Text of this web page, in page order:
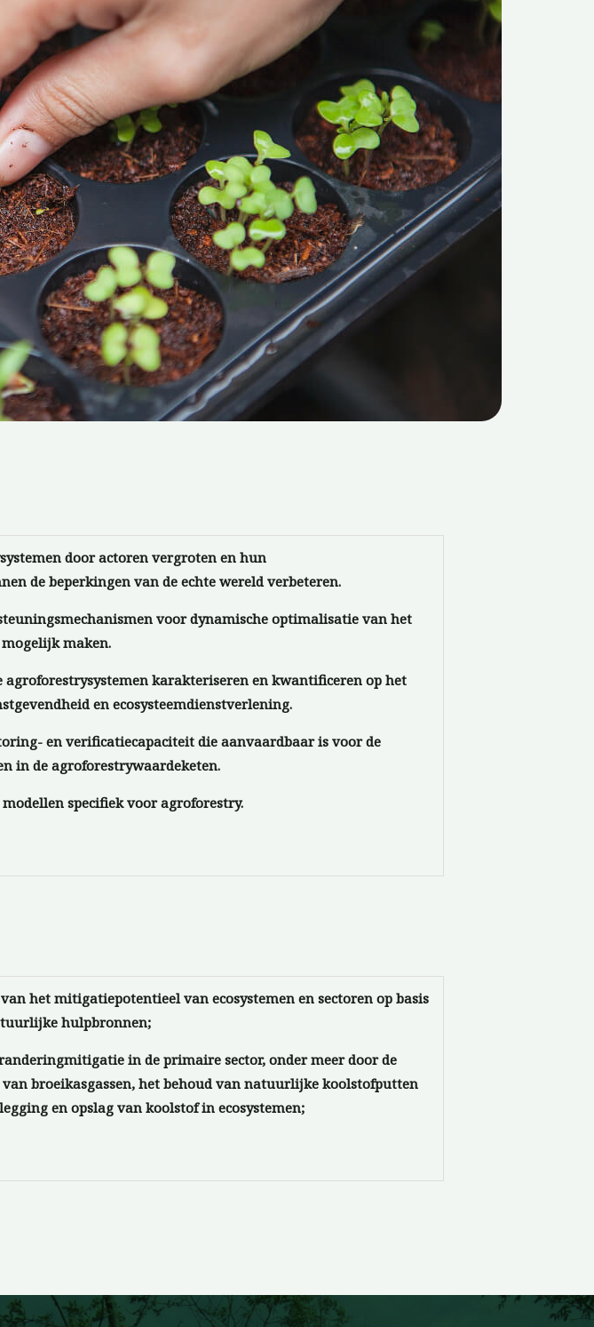
door actoren vergroten en hun
de beperkingen van de echte wereld verbeteren.
voor dynamische optimalisatie van het
maken.
agroforestrysystemen karakteriseren en kwantificeren op het
en ecosysteemdienstverlening.
en verificatiecapaciteit die aanvaardbaar is voor de
in de agroforestrywaardeketen.
specifiek voor agroforestry.
het mitigatiepotentieel van ecosystemen en sectoren op basis
hulpbronnen;
in de primaire sector, onder meer door de
broeikasgassen, het behoud van natuurlijke koolstofputten
en opslag van koolstof in ecosystemen;